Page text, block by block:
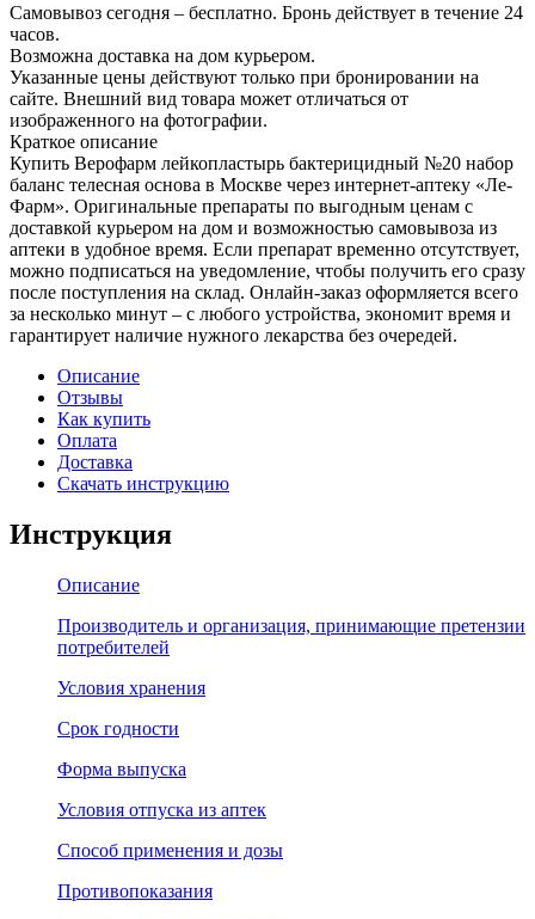
Самовывоз сегодня – бесплатно. Бронь действует в течение 24
часов.
Возможна доставка на дом курьером.
Указанные цены действуют только при бронировании на
сайте. Внешний вид товара может отличаться от
изображенного на фотографии.
Краткое описание
Купить Верофарм лейкопластырь бактерицидный №20 набор
баланс телесная основа в Москве через интернет-аптеку «Ле-
Фарм». Оригинальные препараты по выгодным ценам с
доставкой курьером на дом и возможностью самовывоза из
аптеки в удобное время. Если препарат временно отсутствует,
можно подписаться на уведомление, чтобы получить его сразу
после поступления на склад. Онлайн-заказ оформляется всего
за несколько минут – с любого устройства, экономит время и
гарантирует наличие нужного лекарства без очередей.
Описание
Отзывы
Как купить
Оплата
Доставка
Скачать инструкцию
Инструкция
Описание
Производитель и организация, принимающие претензии
потребителей
Условия хранения
Срок годности
Форма выпуска
Условия отпуска из аптек
Способ применения и дозы
Противопоказания